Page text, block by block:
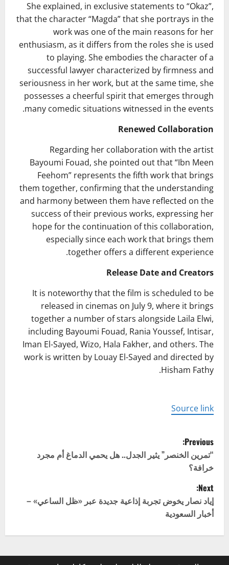
She explained, in exclusive statements to “Okaz”,
that the character “Magda” that she portrays in the
work was one of the main reasons for her
enthusiasm, as it differs from the roles she is used
to playing. She embodies the character of a
successful lawyer characterized by firmness and
seriousness in her work, but at the same time, she
possesses a cheerful spirit that emerges through
many comedic situations witnessed in the events.
Renewed Collaboration
Regarding her collaboration with the artist
Bayoumi Fouad, she pointed out that “Ibn Meen
Feehom” represents the fifth work that brings
them together, confirming that the understanding
and harmony between them have reflected on the
success of their previous works, expressing her
hope for the continuation of this collaboration,
especially since each work that brings them
together offers a different experience.
Release Date and Creators
It is noteworthy that the film is scheduled to be
released in cinemas on July 9, where it brings
together a number of stars alongside Laila Elwi,
including Bayoumi Fouad, Rania Youssef, Intisar,
Iman El-Sayed, Wizo, Hala Fakher, and others. The
work is written by Louay El-Sayed and directed by
Hisham Fathy.
Source link
P
o
s
t
n
Previous:
“تمرين الخنصر” يثير الجدل.. هل يحمي الدماغ أم مجرد
خرافة؟
Next:
إياد نصار يخوض تجربة إذاعية جديدة عبر «ظل الساعي» –
أخبار السعودية